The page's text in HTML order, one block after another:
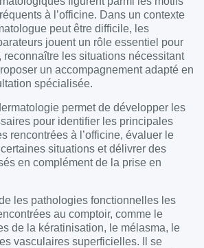
à l’officine. Dans un contexte
peut être difficile, les
jouent un rôle essentiel pour
reconnaître les situations nécessitant
un accompagnement adapté en
spécialisée.
permet de développer les
pour identifier les principales
rencontrées à l’officine, évaluer le
situations et délivrer des
en complément de la prise en
les pathologies fonctionnelles les
au comptoir, comme le
de la kératinisation, le mélasma, le
vasculaires superficielles. Il se